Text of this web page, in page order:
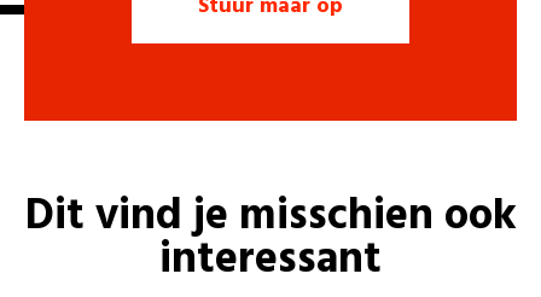
Dit vind je misschien ook
interessant